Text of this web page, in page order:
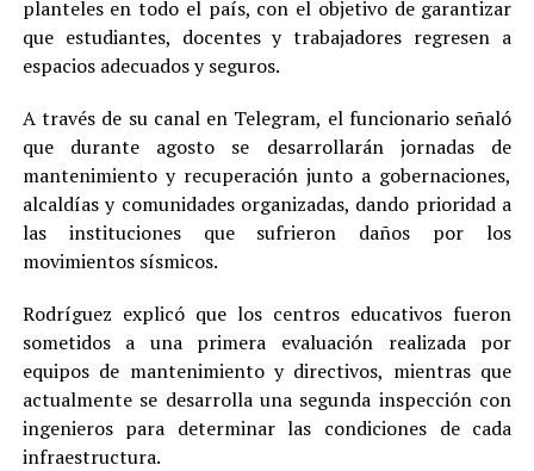
planteles en todo el país, con el objetivo de garantizar
que estudiantes, docentes y trabajadores regresen a
espacios adecuados y seguros.
A través de su canal en Telegram, el funcionario señaló
que durante agosto se desarrollarán jornadas de
mantenimiento y recuperación junto a gobernaciones,
alcaldías y comunidades organizadas, dando prioridad a
las instituciones que sufrieron daños por los
movimientos sísmicos.
Rodríguez explicó que los centros educativos fueron
sometidos a una primera evaluación realizada por
equipos de mantenimiento y directivos, mientras que
actualmente se desarrolla una segunda inspección con
ingenieros para determinar las condiciones de cada
infraestructura.